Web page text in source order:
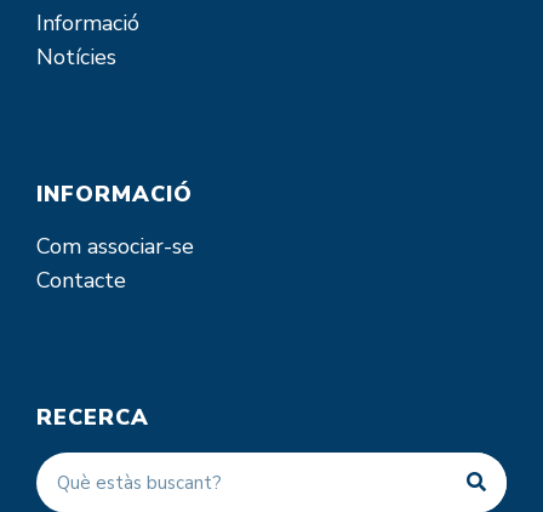
Informació
Notícies
INFORMACIÓ
Com associar-se
Contacte
RECERCA